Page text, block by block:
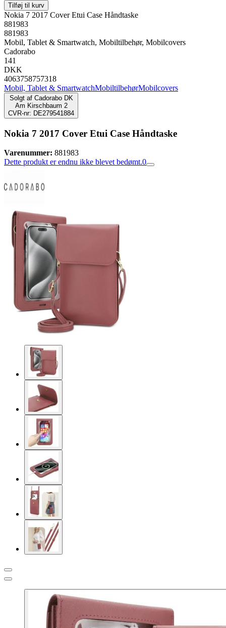
Tilføj til kurv
Nokia 7 2017 Cover Etui Case Håndtaske
881983
881983
Mobil, Tablet & Smartwatch, Mobiltilbehør, Mobilcovers
Cadorabo
141
DKK
4063758757318
Mobil, Tablet & SmartwatchMobiltilbehørMobilcovers
Solgt af Cadorabo DK
Am Kirschbaum 2
CVR-nr: DE279541884
Nokia 7 2017 Cover Etui Case Håndtaske
Varenummer: 881983
Dette produkt er endnu ikke blevet bedømt.0